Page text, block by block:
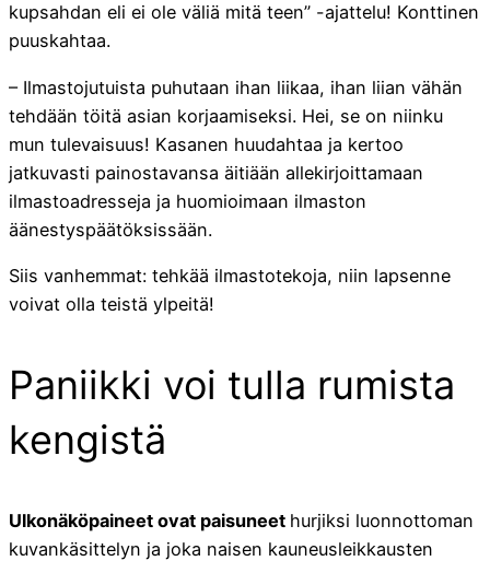
kupsahdan eli ei ole väliä mitä teen” -ajattelu! Konttinen
puuskahtaa.
– Ilmastojutuista puhutaan ihan liikaa, ihan liian vähän
tehdään töitä asian korjaamiseksi. Hei, se on niinku
mun tulevaisuus! Kasanen huudahtaa ja kertoo
jatkuvasti painostavansa äitiään allekirjoittamaan
ilmastoadresseja ja huomioimaan ilmaston
äänestyspäätöksissään.
Siis vanhemmat: tehkää ilmastotekoja, niin lapsenne
voivat olla teistä ylpeitä!
Paniikki voi tulla rumista
kengistä
Ulkonäköpaineet ovat paisuneet hurjiksi luonnottoman
kuvankäsittelyn ja joka naisen kauneusleikkausten